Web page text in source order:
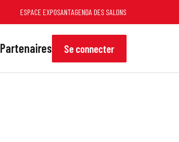
ESPACE EXPOSANTAGENDA DES SALONS
Partenaires Se connecter